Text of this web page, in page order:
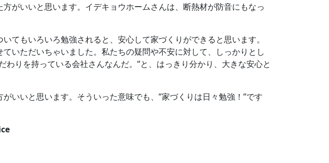
がいいと思います。イデキョウホームさんは、断熱材が防音にもなっ
てもいろいろ勉強されると、安心して家づくりができると思います。
いただいちゃいました。私たちの疑問や不安に対して、しっかりとし
りを持っている会社さんなんだ。”と、はっきり分かり、大きな安心と
いいと思います。そういった意味でも、”家づくりは日々勉強！”です